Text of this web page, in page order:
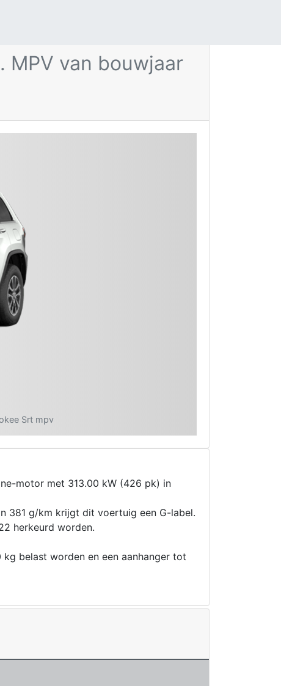
MPV van bouwjaar
Srt mpv
motor met 313.00 kW (426 pk) in
381 g/km krijgt dit voertuig een G-label.
herkeurd worden.
belast worden en een aanhanger tot